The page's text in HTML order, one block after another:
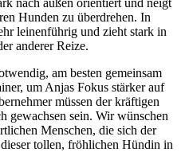
Hunden zu überdrehen. In
leinenführig und zieht stark in
anderer Reize.
am besten gemeinsam
um Anjas Fokus stärker auf
müssen der kräftigen
gewachsen sein. Wir wünschen
Menschen, die sich der
tollen, fröhlichen Hündin in